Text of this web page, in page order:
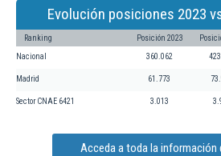
Evolución posiciones 2023
Ranking Posición 2023
Nacional 360.062
Madrid 61.773
Sector CNAE 6421 3.013
Acceda a toda la información